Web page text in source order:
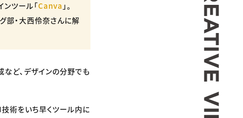
ツール「Canva 」。
部・大西伶奈さんに解
ど、デザインの分野でも
術をいち早くツール内に